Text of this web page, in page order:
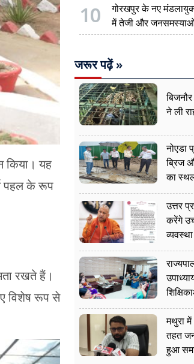
किया। यह
पहल के रूप
रखते हैं।
विशेष रूप से
10
गोरखपुर के नए
में तेजी और जनसमस्याओं
जरूर पढ़ें »
ने ली
ब्रिज
का
उत्तर
करेंगे
नजर
मथुरा
तहत
हुआ